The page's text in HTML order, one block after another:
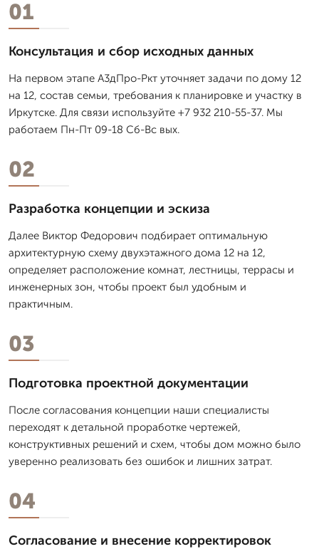
01
Консультация и сбор исходных данных
На первом этапе А3дПро-Ркт уточняет задачи по дому 12
на 12, состав семьи, требования к планировке и участку в
Иркутске. Для связи используйте +7 932 210-55-37. Мы
работаем Пн-Пт 09-18 Сб-Вс вых.
02
Разработка концепции и эскиза
Далее Виктор Федорович подбирает оптимальную
архитектурную схему двухэтажного дома 12 на 12,
определяет расположение комнат, лестницы, террасы и
инженерных зон, чтобы проект был удобным и
практичным.
03
Подготовка проектной документации
После согласования концепции наши специалисты
переходят к детальной проработке чертежей,
конструктивных решений и схем, чтобы дом можно было
уверенно реализовать без ошибок и лишних затрат.
04
Согласование и внесение корректировок